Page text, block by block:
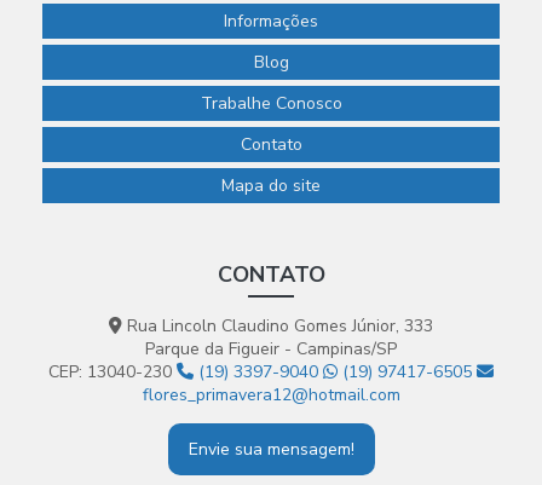
Informações
Blog
Trabalhe Conosco
Contato
Mapa do site
CONTATO
Rua Lincoln Claudino Gomes Júnior, 333
Parque da Figueir - Campinas/SP
CEP: 13040-230
(19) 3397-9040
(19) 97417-6505
flores_primavera12@hotmail.com
Envie sua mensagem!